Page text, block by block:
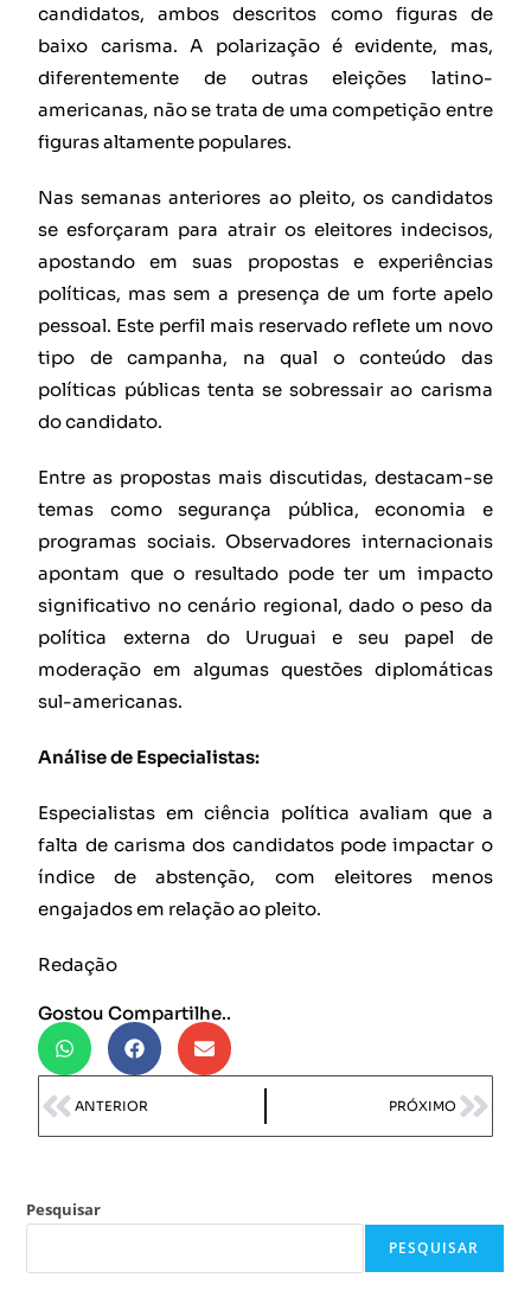
candidatos, ambos descritos como figuras de
baixo carisma. A polarização é evidente, mas,
diferentemente de outras eleições latino-
americanas, não se trata de uma competição entre
figuras altamente populares.
Nas semanas anteriores ao pleito, os candidatos
se esforçaram para atrair os eleitores indecisos,
apostando em suas propostas e experiências
políticas, mas sem a presença de um forte apelo
pessoal. Este perfil mais reservado reflete um novo
tipo de campanha, na qual o conteúdo das
políticas públicas tenta se sobressair ao carisma
do candidato.
Entre as propostas mais discutidas, destacam-se
temas como segurança pública, economia e
programas sociais. Observadores internacionais
apontam que o resultado pode ter um impacto
significativo no cenário regional, dado o peso da
política externa do Uruguai e seu papel de
moderação em algumas questões diplomáticas
sul-americanas.
Análise de Especialistas:
Especialistas em ciência política avaliam que a
falta de carisma dos candidatos pode impactar o
índice de abstenção, com eleitores menos
engajados em relação ao pleito.
Redação
Gostou Compartilhe..
ANTERIOR PRÓXIMO
Pesquisar
PESQUISAR